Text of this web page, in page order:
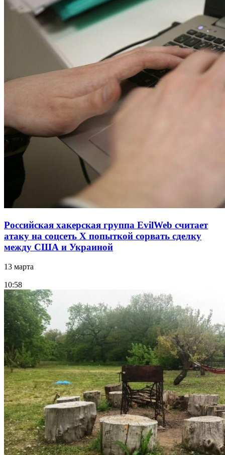
Российская хакерская группа EvilWeb считает
атаку на соцсеть Х попыткой сорвать сделку
между США и Украиной
13 марта
10:58